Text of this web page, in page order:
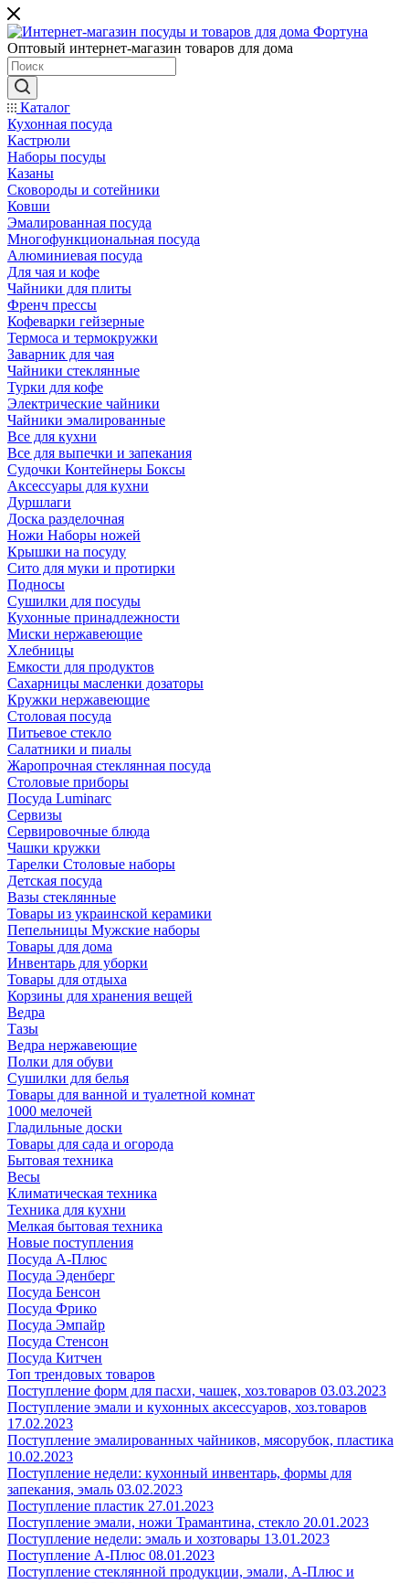
Оптовый интернет-магазин товаров для дома
Каталог
Кухонная посуда
Кастрюли
Наборы посуды
Казаны
Сковороды и сотейники
Ковши
Эмалированная посуда
Многофункциональная посуда
Алюминиевая посуда
Для чая и кофе
Чайники для плиты
Френч прессы
Кофеварки гейзерные
Термоса и термокружки
Заварник для чая
Чайники стеклянные
Турки для кофе
Электрические чайники
Чайники эмалированные
Все для кухни
Все для выпечки и запекания
Судочки Контейнеры Боксы
Аксессуары для кухни
Дуршлаги
Доска разделочная
Ножи Наборы ножей
Крышки на посуду
Сито для муки и протирки
Подносы
Сушилки для посуды
Кухонные принадлежности
Миски нержавеющие
Хлебницы
Емкости для продуктов
Сахарницы масленки дозаторы
Кружки нержавеющие
Столовая посуда
Питьевое стекло
Салатники и пиалы
Жаропрочная стеклянная посуда
Столовые приборы
Посуда Luminarс
Сервизы
Сервировочные блюда
Чашки кружки
Тарелки Столовые наборы
Детская посуда
Вазы стеклянные
Товары из украинской керамики
Пепельницы Мужские наборы
Товары для дома
Инвентарь для уборки
Товары для отдыха
Корзины для хранения вещей
Ведра
Тазы
Ведра нержавеющие
Полки для обуви
Сушилки для белья
Товары для ванной и туалетной комнат
1000 мелочей
Гладильные доски
Товары для сада и огорода
Бытовая техника
Весы
Климатическая техника
Техника для кухни
Мелкая бытовая техника
Новые поступления
Посуда А-Плюс
Посуда Эденберг
Посуда Бенсон
Посуда Фрико
Посуда Эмпайр
Посуда Стенсон
Посуда Китчен
Топ трендовых товаров
Поступление форм для пасхи, чашек, хоз.товаров 03.03.2023
Поступление эмали и кухонных аксессуаров, хоз.товаров
17.02.2023
Поступление эмалированных чайников, мясорубок, пластика
10.02.2023
Поступление недели: кухонный инвентарь, формы для
запекания, эмаль 03.02.2023
Поступление пластик 27.01.2023
Поступление эмали, ножи Трамантина, стекло 20.01.2023
Поступление недели: эмаль и хозтовары 13.01.2023
Поступление А-Плюс 08.01.2023
Поступление стеклянной продукции, эмали, А-Плюс и